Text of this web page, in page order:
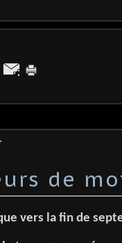
de
vers la fin de